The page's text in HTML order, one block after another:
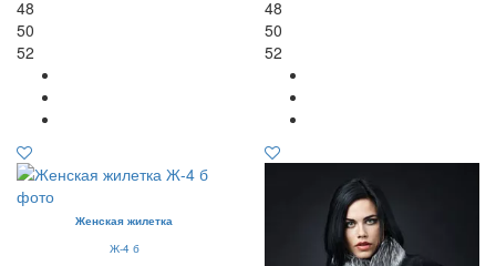
48
50
52
48
50
52
Женская жилетка
Ж-4 б